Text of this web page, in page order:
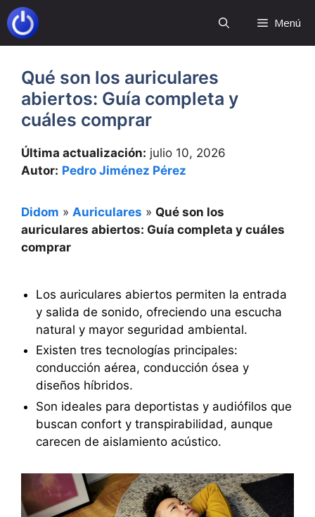
Saltar
al
contenido
Menú
Qué son los auriculares
abiertos: Guía completa y
cuáles comprar
Última actualización: julio 10, 2026
Autor: Pedro Jiménez Pérez
Didom » Auriculares » Qué son los
auriculares abiertos: Guía completa y cuáles
comprar
Los auriculares abiertos permiten la entrada
y salida de sonido, ofreciendo una escucha
natural y mayor seguridad ambiental.
Existen tres tecnologías principales:
conducción aérea, conducción ósea y
diseños híbridos.
Son ideales para deportistas y audiófilos que
buscan confort y transpirabilidad, aunque
carecen de aislamiento acústico.